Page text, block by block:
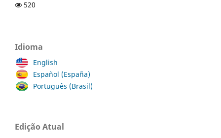
520
Idioma
English
Español (España)
Português (Brasil)
Edição Atual